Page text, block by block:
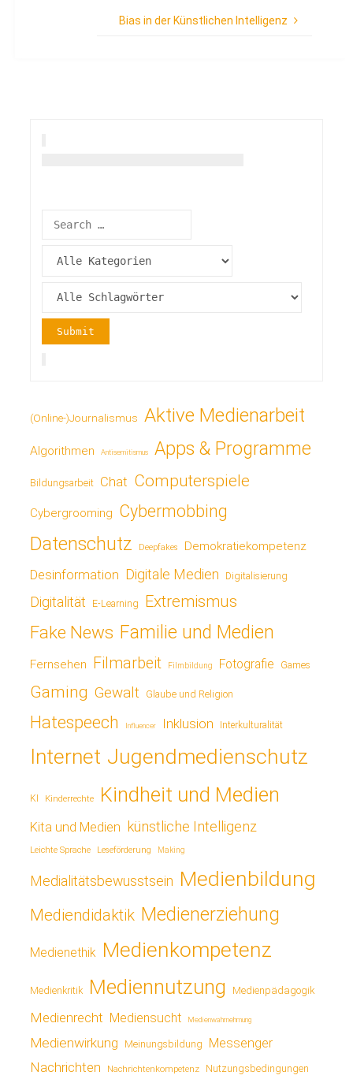
Bias in der Künstlichen Intelligenz
(Online-)Journalismus Aktive Medienarbeit
Algorithmen Antisemitismus Apps & Programme
Bildungsarbeit Chat Computerspiele
Cybergrooming Cybermobbing
Datenschutz Deepfakes Demokratiekompetenz
Desinformation Digitale Medien Digitalisierung
Digitalität E-Learning Extremismus
Fake News Familie und Medien
Fernsehen Filmarbeit Filmbildung Fotografie Games
Gaming Gewalt Glaube und Religion
Hatespeech Influencer Inklusion Interkulturalität
Internet Jugendmedienschutz
KI Kinderrechte Kindheit und Medien
Kita und Medien künstliche Intelligenz
Leichte Sprache Leseförderung Making
Medialitätsbewusstsein Medienbildung
Mediendidaktik Medienerziehung
Medienethik Medienkompetenz
Medienkritik Mediennutzung Medienpädagogik
Medienrecht Mediensucht Medienwahrnehmung
Medienwirkung Meinungsbildung Messenger
Nachrichten Nachrichtenkompetenz Nutzungsbedingungen